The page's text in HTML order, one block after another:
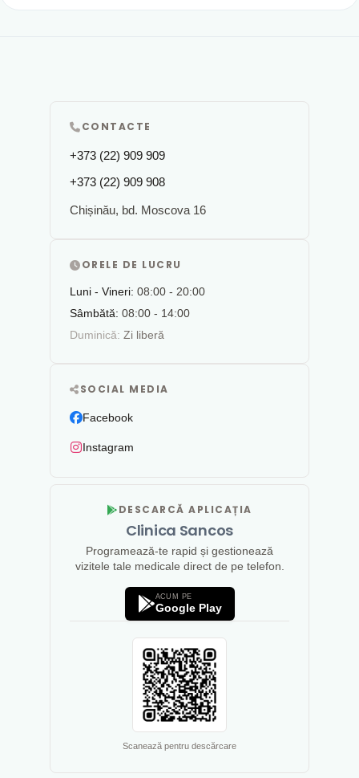
CONTACTE
+373 (22) 909 909
+373 (22) 909 908
Chișinău, bd. Moscova 16
ORELE DE LUCRU
Luni - Vineri: 08:00 - 20:00
Sâmbătă: 08:00 - 14:00
Duminică: Zi liberă
SOCIAL MEDIA
Facebook
Instagram
DESCARCĂ APLICAȚIA
Clinica Sancos
Programează-te rapid și gestionează
vizitele tale medicale direct de pe telefon.
ACUM PE
Google Play
Scanează pentru descărcare